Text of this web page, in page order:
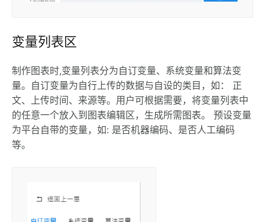
变量列表区
制作图表时,变量列表分为自订变量、系统变量和算法变
量。自订变量为自行上传的数据与自设的类目，如： 正
文、上传时间、来源等。用户可根据需要，将变量列表中
的任意一个放入到图表编辑区，生成所需图表。 预设变量
为平台自带的变量，如: 是否机器编码、是否人工编码
等。